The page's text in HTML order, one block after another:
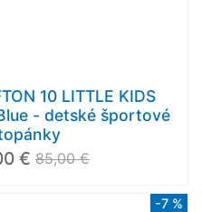
10 LITTLE KIDS
- detské športové
€ 85,00 €
-7 %